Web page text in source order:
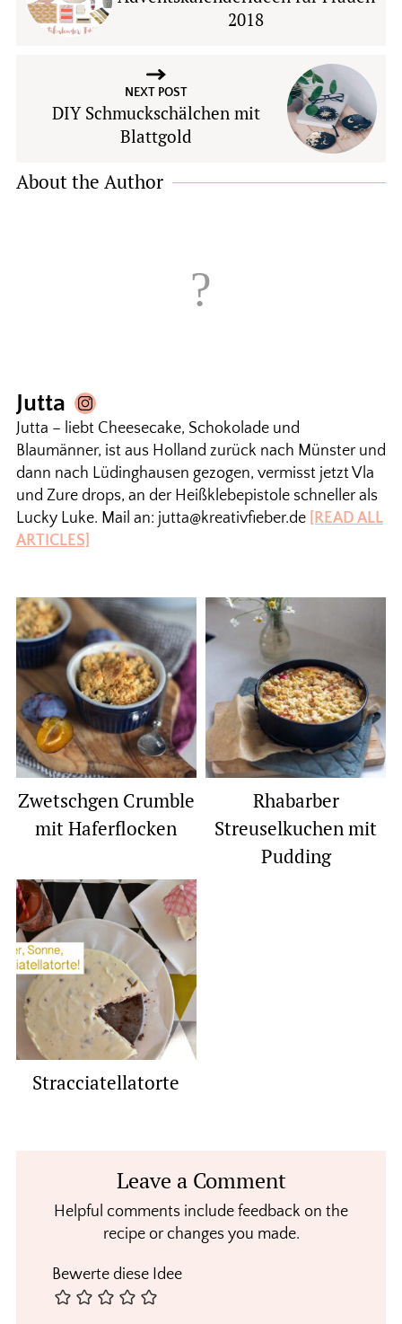
2018
NEXT POST
DIY Schmuckschälchen mit
Blattgold
About the Author
Jutta
Jutta – liebt Cheesecake, Schokolade und
Blaumänner, ist aus Holland zurück nach Münster und
dann nach Lüdinghausen gezogen, vermisst jetzt Vla
und Zure drops, an der Heißklebepistole schneller als
Lucky Luke. Mail an: jutta@kreativfieber.de [READ ALL
ARTICLES]
Zwetschgen Crumble
mit Haferflocken
Rhabarber
Streuselkuchen mit
Pudding
Stracciatellatorte
InteractionsLeave a Comment
Helpful comments include feedback on the
recipe or changes you made.
Bewerte diese Idee